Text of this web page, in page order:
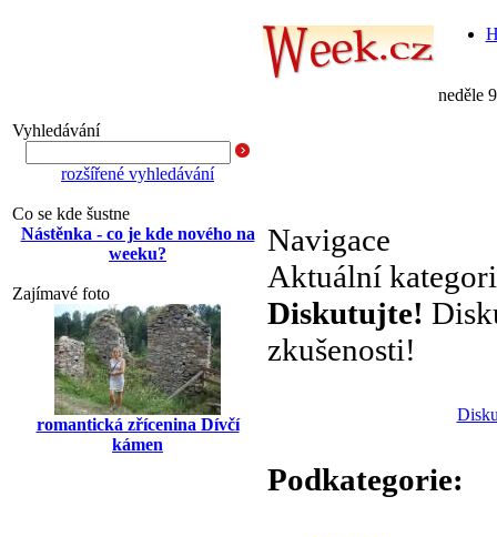
neděle
Vyhledávání
rozšířené vyhledávání
Co se kde šustne
Nástěnka - co je kde nového na
weeku?
Zajímavé foto
romantická zřícenina Dívčí
kámen
Navigace
Aktuální
Diskutujte!
zkušenosti!
Podkategorie: